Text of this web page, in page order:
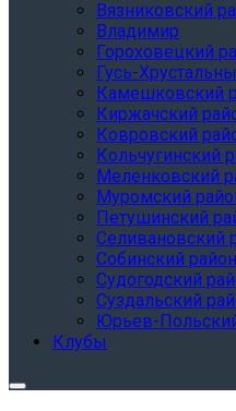
Вязниковский
Владимир
Гороховецкий
Гусь-
Камешковский
Киржачский
Ковровский
Кольчугинский
Меленковский
Муромский
Петушинский
Селивановский
Собинский район
Судогодский
Суздальский
Юрьев-
Клубы